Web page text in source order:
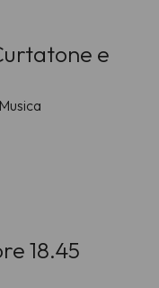
e
18.45